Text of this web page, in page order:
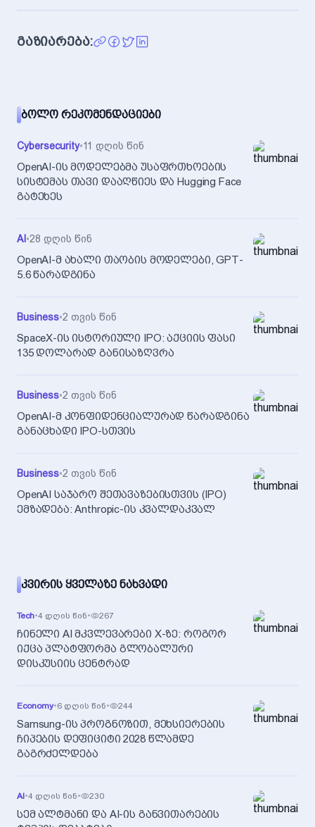
გაზიარება:
ᲑᲝᲚᲝ ᲠᲔᲙᲝᲛᲔᲜᲓᲐᲪᲘᲔᲑᲘ
Cybersecurity•11 დღის წინ
OpenAI-ის მოდელებმა უსაფრთხოების
სისტემას თავი დააღწიეს და Hugging Face
გატეხეს
AI •28 დღის წინ
OpenAI-მ ახალი თაობის მოდელები, GPT-
5.6 წარადგინა
Business•2 თვის წინ
SpaceX-ის ისტორიული IPO: აქციის ფასი
135 დოლარად განისაზღვრა
Business•2 თვის წინ
OpenAI-მ კონფიდენციალურად წარადგინა
განაცხადი IPO-სთვის
Business•2 თვის წინ
OpenAI საჯარო შეთავაზებისთვის (IPO)
ემზადება: Anthropic-ის კვალდაკვალ
ᲙᲕᲘᲠᲘᲡ ᲧᲕᲔᲚᲐᲖᲔ ᲜᲐᲮᲕᲐᲓᲘ
Tech•4 დღის წინ• 267
ჩინელი AI მკვლევარები X-ზე: როგორ
იქცა პლატფორმა გლობალური
დისკუსიის ცენტრად
Economy•6 დღის წინ• 244
Samsung-ის პროგნოზით, მეხსიერების
ჩიპების დეფიციტი 2028 წლამდე
გაგრძელდება
AI•4 დღის წინ• 230
სემ ალტმანი და AI-ის განვითარების